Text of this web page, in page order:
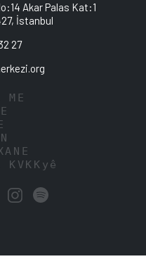
Akar Palas Kat:1
İstanbul
27
ME
KVKKyê